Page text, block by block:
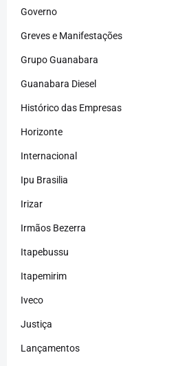
Governo
Greves e Manifestações
Grupo Guanabara
Guanabara Diesel
Histórico das Empresas
Horizonte
Internacional
Ipu Brasilia
Irizar
Irmãos Bezerra
Itapebussu
Itapemirim
Iveco
Justiça
Lançamentos